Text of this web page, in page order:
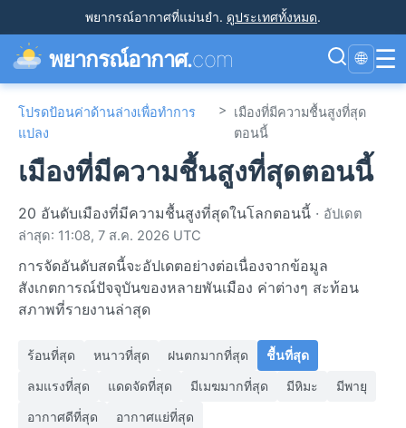
พยากรณ์อากาศที่แม่นยำ. ดูประเทศทั้งหมด.
พยากรณ์อากาศ.com 🌐 ☰
โปรดป้อนค่าด้านล่างเพื่อทำการ
แปลง
> เมืองที่มีความชื้นสูงที่สุด
ตอนนี้
เมืองที่มีความชื้นสูงที่สุดตอนนี้
20 อันดับเมืองที่มีความชื้นสูงที่สุดในโลกตอนนี้ · อัปเดต
ล่าสุด: 11:08, 7 ส.ค. 2026 UTC
การจัดอันดับสดนี้จะอัปเดตอย่างต่อเนื่องจากข้อมูล
สังเกตการณ์ปัจจุบันของหลายพันเมือง ค่าต่างๆ สะท้อน
สภาพที่รายงานล่าสุด
ร้อนที่สุด หนาวที่สุด ฝนตกมากที่สุด
ชื้นที่สุด
ลมแรงที่สุด
แดดจัดที่สุด มีเมฆมากที่สุด มีหิมะ
มีพายุ
อากาศดีที่สุด
อากาศแย่ที่สุด